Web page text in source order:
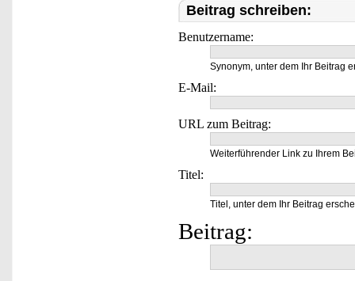
Beitrag schreiben:
Benutzername:
Synonym, unter dem Ihr Beitrag
E-Mail:
URL zum Beitrag:
Weiterführender Link zu Ihrem
Titel:
Titel, unter dem Ihr Beitrag
Beitrag: